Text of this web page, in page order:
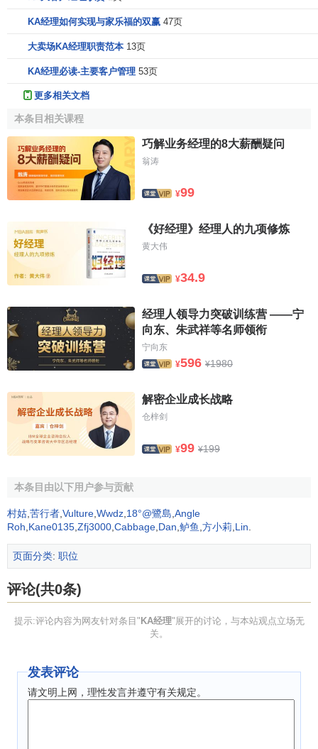
水的库存他也有非常棒的建议，这样的KA经理谁不欢迎？工
作不是单纯的机械执行，在工作中发挥多一些的附加值，让
赏和喜爱的目光，少了沉闷的程序与压力，学会更多的专业
吧！你会有不断的惊喜！
KA经理应该是资讯的援助者
这是一个资讯的时代，没有人会拒绝有价值的资讯，而
且希望资讯的来源途径越丰富越好，只有掌握更多更新的资
讯才有发言权。从卖场的角度来讲，需要的资讯包括各类销
售数据、行业动态、竞争者形势等等，以便调整工作重点与
步骤，做不同时期的战略部署和战术安排。而这些资讯的获
取，KA经理是非常重要的援助者。KA经理往往对业内和同行
为卖场提供的资讯往往是对自己有利的。（不利的负面资讯
大概没有哪个KA经理愿意对卖场讲吧）。无形的在共同分享
资讯的时候，KA经理为自己的公司和产品作了广告宣传，强
化了自身优势巩固了采购的认知。象金**食用油在年初的时候
每家门店每种
每个规格的油种的进/销/存的动态资料和全
国KA卖场的进货、销售排名对比，这份资料的数据传递了巨
大的信息量，同时无声地向KA卖场宣言：我是小包装油的龙
头老大！在制定新年度的
商品政策时，采购自然会考虑不同
就有可能获得更多的支持！
KA经理应该是沟通的促进者
KA经理接触的多是KA卖场的实际操作人员和执行者，是
中游的主导者，当出现重大问题或进行重要联盟关系缔结
时，往往会涉及到各自的上司甚至是老板出面。这时候，KA
经理应该为高层的会晤创造沟通的良好时机与环境。创造得
恰当，可以宾主尽欢，问题迎刃而解或重大联盟关系建立；
反之，很可能关系僵化，合作停滞甚至断交。这其中的微妙
C系统的年度合同谈判中，F油的全国销售总监与C系统采购
副总为0.1%的年度返利争执不下，其实只要几句圆润的话缓
KA经理如何实现与家乐福的双赢 47页
大卖场KA经理职责范本 13页
KA经理必读-主要客户管理 53页
更多相关文档
本条目相关课程
巧解业务经理的8大薪酬疑问
翁涛
¥99
《好经理》经理人的九项修炼
黄大伟
¥34.9
经理人领导力突破训练营 ——宁
向东、朱武祥等名师领衔
宁向东
¥596 ¥1980
解密企业成长战略
仓梓剑
¥99 ¥199
本条目由以下用户参与贡献
村姑 苦行者 Vulture Wwdz 18°@鷺島 Angle
Roh Kane0135 Zfj3000 Cabbage Dan 鲈鱼 方小莉 Lin
页面分类: 职位
评论(共0条)
提示:评论内容为网友针对条目"KA经理"展开的讨论，与本站观点立场无
关。
发表评论
请文明上网，理性发言并遵守有关规定。